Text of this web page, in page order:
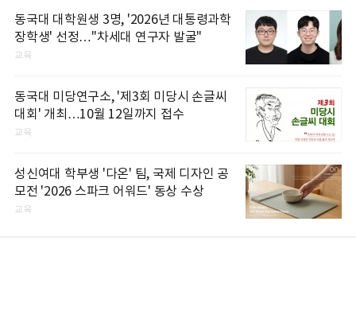
동국대 대학원생 3명, '2026년 대통령과학
장학생' 선정…"차세대 연구자 발굴"
교육
동국대 미당연구소, '제3회 미당시 손글씨
대회' 개최…10월 12일까지 접수
교육
성신여대 학부생 '다온' 팀, 국제 디자인 공
모전 '2026 스파크 어워드' 동상 수상
교육